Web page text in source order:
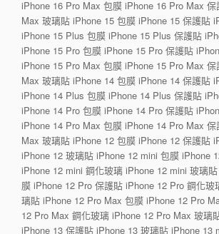
iPhone 16 Pro Max 包膜 iPhone 16 Pro Max
Max 玻璃貼 iPhone 15 包膜 iPhone 15 保護貼
iPhone 15 Plus 包膜 iPhone 15 Plus 保護貼
iPhone 15 Pro 包膜 iPhone 15 Pro 保護貼
iPhone 15 Pro Max 包膜 iPhone 15 Pro Max
Max 玻璃貼 iPhone 14 包膜 iPhone 14 保護貼
iPhone 14 Plus 包膜 iPhone 14 Plus 保護貼
iPhone 14 Pro 包膜 iPhone 14 Pro 保護貼
iPhone 14 Pro Max 包膜 iPhone 14 Pro Max
Max 玻璃貼 iPhone 12 包膜 iPhone 12 保護貼
iPhone 12 玻璃貼 iPhone 12 mini 包膜 iPhone
iPhone 12 mini 鋼化玻璃 iPhone 12 mini 玻璃
膜 iPhone 12 Pro 保護貼 iPhone 12 Pro 鋼化玻
璃貼 iPhone 12 Pro Max 包膜 iPhone 12 Pro
12 Pro Max 鋼化玻璃 iPhone 12 Pro Max 玻璃
iPhone 13 保護貼 iPhone 13 玻璃貼 iPhone 13